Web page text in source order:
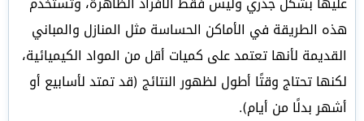
هذه الطريقة في الأماكن الحساسة مثل المنازل والمباني
القديمة لأنها تعتمد على كميات أقل من المواد الكيميائية،
لكنها تحتاج وقتًا أطول لظهور النتائج (قد تمتد لأسابيع أو
أشهر بدلًا من أيام).